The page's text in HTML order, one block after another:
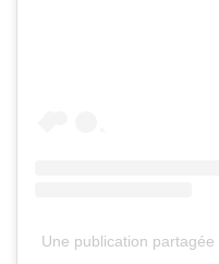
Une publication